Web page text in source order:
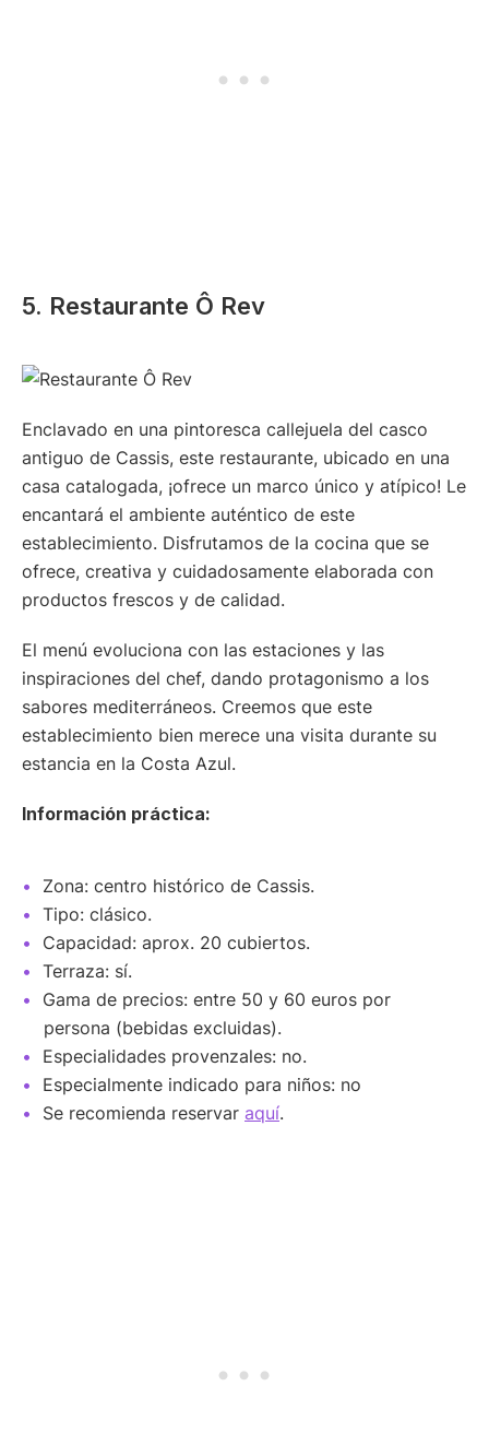
5. Restaurante Ô Rev
Enclavado en una pintoresca callejuela del casco
antiguo de Cassis, este restaurante, ubicado en una
casa catalogada, ¡ofrece un marco único y atípico! Le
encantará el ambiente auténtico de este
establecimiento. Disfrutamos de la cocina que se
ofrece, creativa y cuidadosamente elaborada con
productos frescos y de calidad.
El menú evoluciona con las estaciones y las
inspiraciones del chef, dando protagonismo a los
sabores mediterráneos. Creemos que este
establecimiento bien merece una visita durante su
estancia en la Costa Azul.
Información práctica:
Zona: centro histórico de Cassis.
Tipo: clásico.
Capacidad: aprox. 20 cubiertos.
Terraza: sí.
Gama de precios: entre 50 y 60 euros por
persona (bebidas excluidas).
Especialidades provenzales: no.
Especialmente indicado para niños: no
Se recomienda reservar aquí.